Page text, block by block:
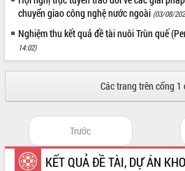
Khởi động Dự án Đầu tư xây dựng hạ
Tiến
Gặp mặt các cơ quan báo chí nhân Kỷ
niệm 101 năm Ngày Báo chí Cách
Đắk Lắk sơ kết 4 năm triển khai thực
hiện Đề án 06 của Chính phủ
Họp báo thông tin về Hội nghị Công bố
Quy hoạch và Xúc tiến đầu tư tỉnh Đắk
Lắk
chuyển giao công nghệ nước ngoài (03/08/
Nghiệm thu kết quả đề tài nuôi Trùn quế
14:02)
Các trang trên cổng 1
Trước
KẾT QUẢ ĐỀ TÀI, DỰ ÁN